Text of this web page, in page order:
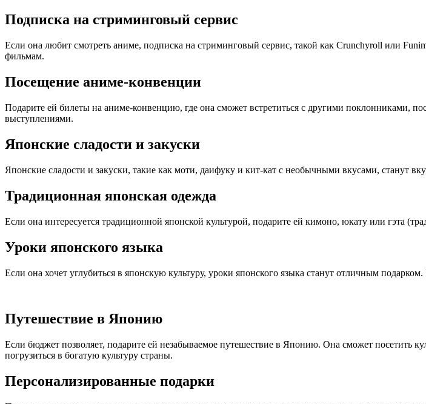
Подписка на стриминговый сервис
Если она любит смотреть аниме, подписка на стриминговый сервис, такой как Crunchyroll или
фильмам.
Посещение аниме-конвенции
Подарите ей билеты на аниме-конвенцию, где она сможет встретиться с другими поклонниками,
выступлениями.
Японские сладости и закуски
Японские сладости и закуски, такие как моти, даифуку и кит-кат с необычными вкусами, станут
Традиционная японская одежда
Если она интересуется традиционной японской культурой, подарите ей кимоно, юкату или гэта
Уроки японского языка
Если она хочет углубиться в японскую культуру, уроки японского языка станут отличным
Путешествие в Японию
Если бюджет позволяет, подарите ей незабываемое путешествие в Японию. Она сможет посетить
погрузиться в богатую культуру страны.
Персонализированные подарки